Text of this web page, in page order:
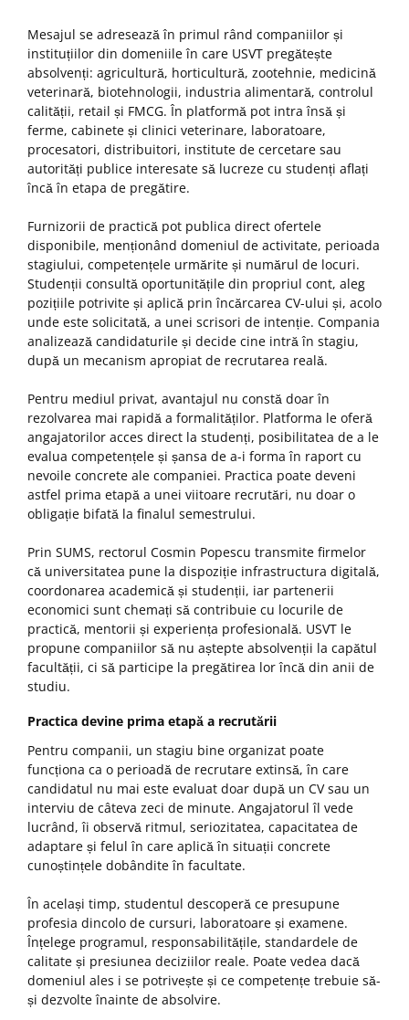
Mesajul se adresează în primul rând companiilor și
instituțiilor din domeniile în care USVT pregătește
absolvenți: agricultură, horticultură, zootehnie, medicină
veterinară, biotehnologii, industria alimentară, controlul
calității, retail și FMCG. În platformă pot intra însă și
ferme, cabinete și clinici veterinare, laboratoare,
procesatori, distribuitori, institute de cercetare sau
autorități publice interesate să lucreze cu studenți aflați
încă în etapa de pregătire.
Furnizorii de practică pot publica direct ofertele
disponibile, menționând domeniul de activitate, perioada
stagiului, competențele urmărite și numărul de locuri.
Studenții consultă oportunitățile din propriul cont, aleg
pozițiile potrivite și aplică prin încărcarea CV-ului și, acolo
unde este solicitată, a unei scrisori de intenție. Compania
analizează candidaturile și decide cine intră în stagiu,
după un mecanism apropiat de recrutarea reală.
Pentru mediul privat, avantajul nu constă doar în
rezolvarea mai rapidă a formalităților. Platforma le oferă
angajatorilor acces direct la studenți, posibilitatea de a le
evalua competențele și șansa de a-i forma în raport cu
nevoile concrete ale companiei. Practica poate deveni
astfel prima etapă a unei viitoare recrutări, nu doar o
obligație bifată la finalul semestrului.
Prin SUMS, rectorul Cosmin Popescu transmite firmelor
că universitatea pune la dispoziție infrastructura digitală,
coordonarea academică și studenții, iar partenerii
economici sunt chemați să contribuie cu locurile de
practică, mentorii și experiența profesională. USVT le
propune companiilor să nu aștepte absolvenții la capătul
facultății, ci să participe la pregătirea lor încă din anii de
studiu.
Practica devine prima etapă a recrutării
Pentru companii, un stagiu bine organizat poate
funcționa ca o perioadă de recrutare extinsă, în care
candidatul nu mai este evaluat doar după un CV sau un
interviu de câteva zeci de minute. Angajatorul îl vede
lucrând, îi observă ritmul, seriozitatea, capacitatea de
adaptare și felul în care aplică în situații concrete
cunoștințele dobândite în facultate.
În același timp, studentul descoperă ce presupune
profesia dincolo de cursuri, laboratoare și examene.
Înțelege programul, responsabilitățile, standardele de
calitate și presiunea deciziilor reale. Poate vedea dacă
domeniul ales i se potrivește și ce competențe trebuie să-
și dezvolte înainte de absolvire.